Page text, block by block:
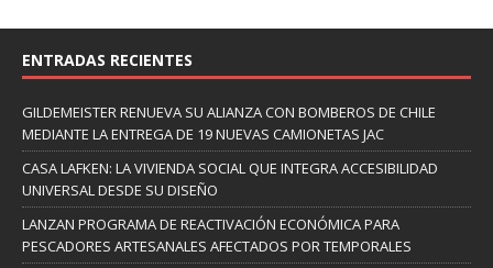
ENTRADAS RECIENTES
GILDEMEISTER RENUEVA SU ALIANZA CON BOMBEROS DE CHILE
MEDIANTE LA ENTREGA DE 19 NUEVAS CAMIONETAS JAC
CASA LAFKEN: LA VIVIENDA SOCIAL QUE INTEGRA ACCESIBILIDAD
UNIVERSAL DESDE SU DISEÑO
LANZAN PROGRAMA DE REACTIVACIÓN ECONÓMICA PARA
PESCADORES ARTESANALES AFECTADOS POR TEMPORALES